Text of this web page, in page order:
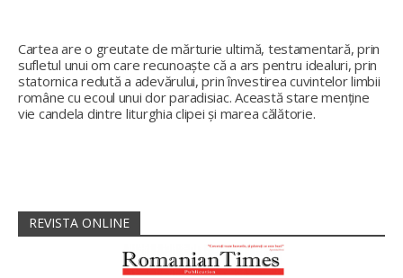
Cartea are o greutate de mărturie ultimă, testamentară, prin
sufletul unui om care recunoaște că a ars pentru idealuri, prin
statornica redută a adevărului, prin învestirea cuvintelor limbii
române cu ecoul unui dor paradisiac. Această stare menține
vie candela dintre liturghia clipei și marea călătorie.
REVISTA ONLINE